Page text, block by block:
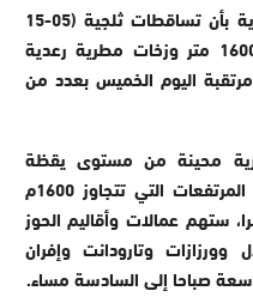
أفادت المديرية العامة للأرصاد الجوية بأن تساقطات ثلجية (05-15
سم) على المرتفعات التي تتجاوز 1600 متر وزخات مطرية رعدية
بالبرَد (30-50 ملم)، مرتقبة اليوم الخميس بعدد من
محينة من مستوى يقظة
“برتقالي”، أن تساقطات ثلجية على المرتفعات التي تتجاوز 1600م
ما بين 05 و15 سنتمرا، ستهم عمالات وأقاليم الحوز
وتارودانت وإفران
صباحا إلى السادسة مساء.